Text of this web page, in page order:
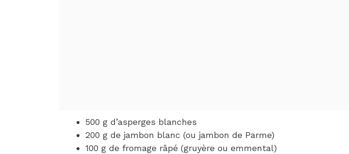
500 g d’asperges blanches
200 g de jambon blanc (ou jambon de Parme)
100 g de fromage râpé (gruyère ou emmental)